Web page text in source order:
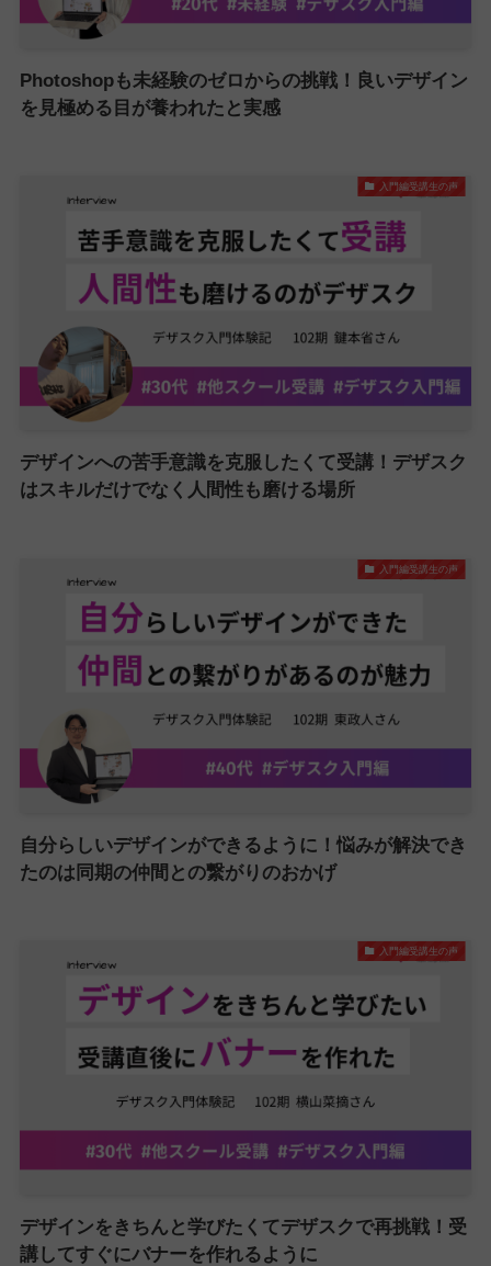
Photoshopも未経験のゼロからの挑戦！良いデザイン
を見極める目が養われたと実感
入門編受講生の声
デザインへの苦手意識を克服したくて受講！デザスク
はスキルだけでなく人間性も磨ける場所
入門編受講生の声
自分らしいデザインができるように！悩みが解決でき
たのは同期の仲間との繋がりのおかげ
入門編受講生の声
デザインをきちんと学びたくてデザスクで再挑戦！受
講してすぐにバナーを作れるように